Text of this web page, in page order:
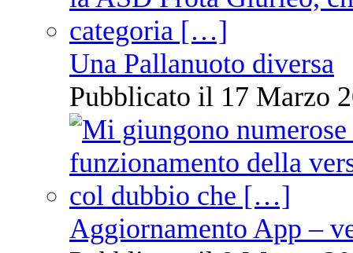
Una Pallanuoto diversa
Pubblicato il 17 Marzo
Aggiornamento App –